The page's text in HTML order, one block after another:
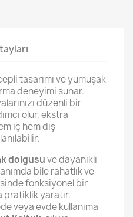
tasarımı ve yumuşak
deneyimi sunar.
düzenli bir
olur, ekstra
iç hem dış
dolgusuve dayanıklı
bile rahatlık ve
fonksiyonel bir
pratiklik yaratır.
veya evde kullanıma